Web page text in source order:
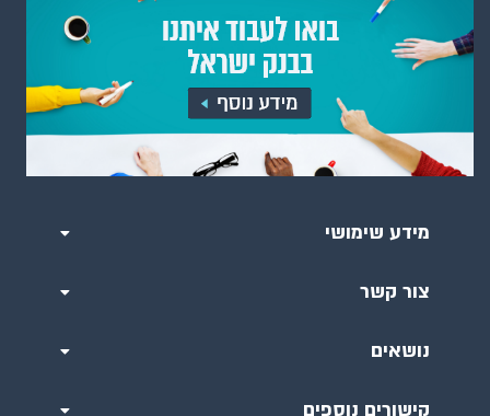
מידע שימושי
צור קשר
נושאים
קישורים נוספים